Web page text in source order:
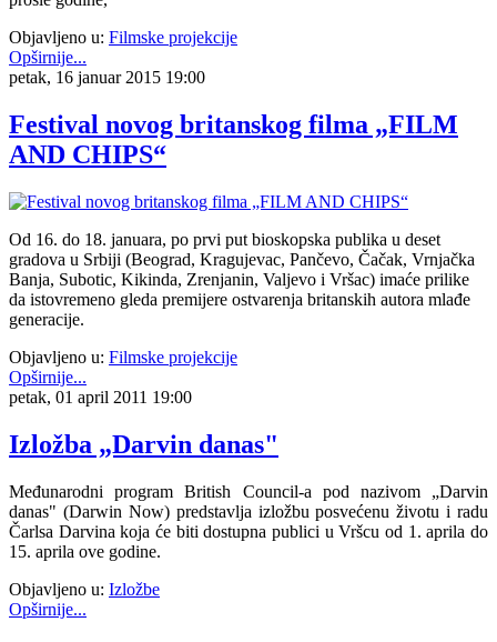
Objavljeno u: Filmske projekcije
Opširnije...
petak, 16 januar 2015 19:00
Festival novog britanskog filma „FILM
AND CHIPS“
Od 16. do 18. januara, po prvi put bioskopska publika u deset
gradova u Srbiji (Beograd, Kragujevac, Pančevo, Čačak, Vrnjačka
Banja, Subotic, Kikinda, Zrenjanin, Valjevo i Vršac) imaće prilike
da istovremeno gleda premijere ostvarenja britanskih autora mlađe
generacije.
Objavljeno u: Filmske projekcije
Opširnije...
petak, 01 april 2011 19:00
Izložba „Darvin danas"
Međunarodni program British Council-a pod nazivom „Darvin
danas" (Darwin Now) predstavlja izložbu posvećenu životu i radu
Čarlsa Darvina koja će biti dostupna publici u Vršcu od 1. aprila do
15. aprila ove godine.
Objavljeno u: Izložbe
Opširnije...